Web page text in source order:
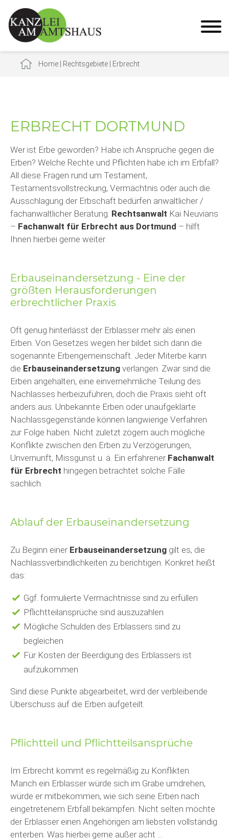
Home Rechtsgebiete Erbrecht
ERBRECHT DORTMUND
Wer ist Erbe geworden? Habe ich Ansprüche gegen die
Erben? Welche Rechte und Pflichten habe ich im Erbfall?
All diese Fragen rund um Testament,
Testamentsvollstreckung, Vermächtnis oder auch die
Ausschlagung der Erbschaft bedürfen anwaltlicher /
fachanwaltlicher Beratung. Rechtsanwalt Kai Neuvians
– Fachanwalt für Erbrecht aus Dortmund – hilft
Ihnen hierbei gerne weiter.
Erbauseinandersetzung - Eine der
größten Herausforderungen
erbrechtlicher Praxis
Oft genug hinterlässt der Erblasser mehr als einen
Erben. Von Gesetzes wegen her bildet sich dann die
sogenannte Erbengemeinschaft. Jeder Miterbe kann
die Erbauseinandersetzung verlangen. Zwar sind die
Erben angehalten, eine einvernehmliche Teilung des
Nachlasses herbeizuführen, doch die Praxis sieht oft
anders aus. Unbekannte Erben oder unaufgeklärte
Nachlassgegenstände können langwierige Verfahren
zur Folge haben. Nicht zuletzt zögern auch mögliche
Konflikte zwischen den Erben zu Verzögerungen,
Unvernunft, Missgunst u. ä. Ein erfahrener Fachanwalt
für Erbrecht hingegen betrachtet solche Fälle
sachlich.
Ablauf der Erbauseinandersetzung
Zu Beginn einer Erbauseinandersetzung gilt es, die
Nachlassverbindlichkeiten zu berichtigen. Konkret heißt
das:
Ggf. formulierte Vermächtnisse sind zu erfüllen
Pflichtteilansprüche sind auszuzahlen
Mögliche Schulden des Erblassers sind zu
begleichen
Für Kosten der Beerdigung des Erblassers ist
aufzukommen
Sind diese Punkte abgearbeitet, wird der verbleibende
Überschuss auf die Erben aufgeteilt.
Pflichtteil und Pflichtteilsansprüche
Im Erbrecht kommt es regelmäßig zu Konflikten.
Manch ein Erblasser würde sich im Grabe umdrehen,
würde er mitbekommen, wie sich seine Erben nach
eingetretenem Erbfall bekämpfen. Nicht selten möchte
der Erblasser einen Angehörigen am liebsten vollständig
enterben. Was hierbei gerne außer acht ...